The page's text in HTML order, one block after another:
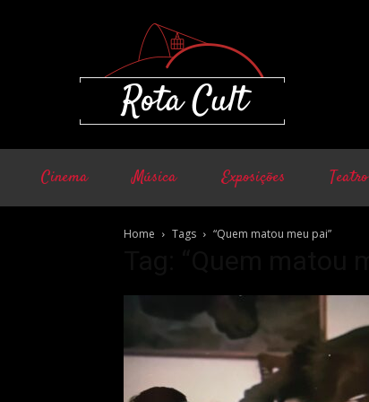
Cinema Música Exposições Teatro
Home Tags “Quem matou meu pai”